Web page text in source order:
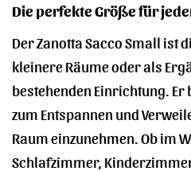
Die perfekte Größe für
Der Zanotta Sacco Small ist
kleinere Räume oder als
bestehenden Einrichtung.
zum Entspannen und
Raum einzunehmen. Ob im
Schlafzimmer,